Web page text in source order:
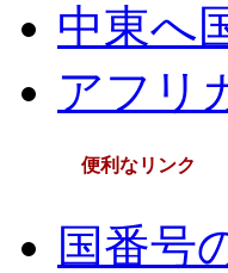
中東へ
アフリ
便利なリンク
国番号